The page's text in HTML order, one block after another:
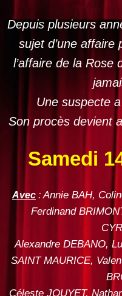
Depuis plusieurs
sujet d’une affaire
l’affaire de la Rose
Une suspecte
Son procès devient
Samedi
Avec : Annie BAH,
Ferdinand
Alexandre DEBANO,
SAINT MAURICE,
Céleste JOUYET,